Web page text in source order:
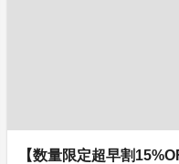
【数量限定超早割